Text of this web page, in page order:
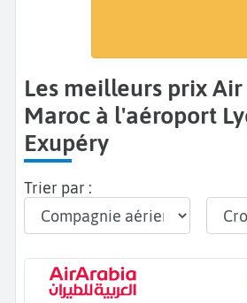
Les meilleurs prix Air Arabia
Maroc à l'aéroport
Exupéry
Trier par :